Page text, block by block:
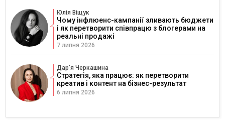
Юлія Віщук
Чому інфлюенс-кампанії зливають бюджети
і як перетворити співпрацю з блогерами на
реальні продажі
7 липня 2026
Дарʼя Черкашина
Стратегія, яка працює: як перетворити
креатив і контент на бізнес-результат
6 липня 2026